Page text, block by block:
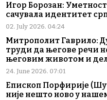
Игор Борозан: Уметност
сачувала идентитет
02. July 2026. 04:24
Митрополит Гаврило:
труди да његове речи
његовим животом и
24. June 2026. 07:01
Епископ Порфирије
није нешто ново у